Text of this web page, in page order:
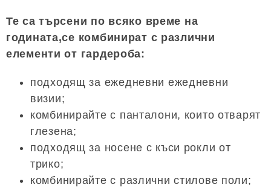
Те са търсени по всяко време на
годината,се комбинират с различни
елементи от гардероба:
подходящ за ежедневни ежедневни
визии;
комбинирайте с панталони, които отварят
глезена;
подходящ за носене с къси рокли от
трико;
комбинирайте с различни стилове поли;